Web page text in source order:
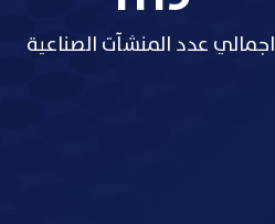
اجمالي عدد المنشآت الصناعية